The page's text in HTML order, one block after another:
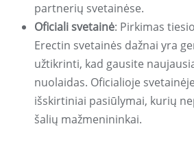
partnerių svetainėse.
Oficiali svetainė: Pirkimas
Erectin svetainės dažnai yra
užtikrinti, kad gausite
nuolaidas. Oficialioje
išskirtiniai pasiūlymai, kurių
šalių mažmenininkai.